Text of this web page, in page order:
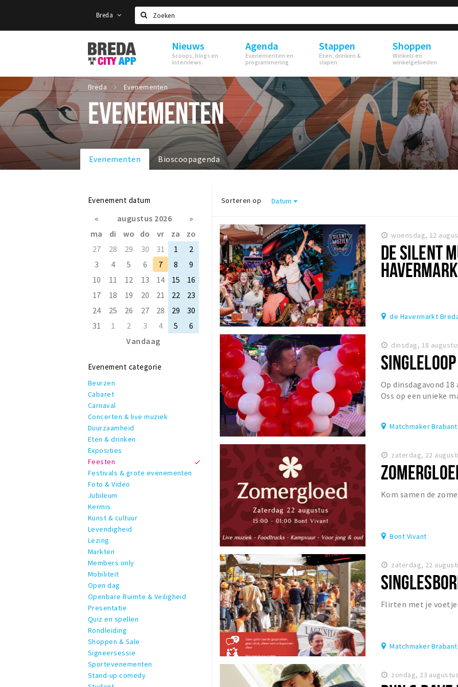
Breda
Zoeken
Stappen
&
Shoppen
Breda
Nieuws
Scoops, blogs en
interviews
Agenda
Evenementen en
programmering
Stappen
Eten, drinken &
slapen
Shoppen
Winkels en
winkelgebieden
Breda Evenementen
EVENEMENTEN
Evenementen Bioscoopagenda
Evenement datum
« augustus 2026
»
ma
di wo do vr za
zo
27
28 29 30 31 1
2
3
4 5 6 7 8
9
10
11 12 13 14 15
16
17
18 19 20 21 22
23
24
25 26 27 28 29
30
31
1 2 3 4 5
6
Vandaag
Evenement categorie
Beurzen
Cabaret
Carnaval
Concerten & live muziek
Duurzaamheid
Eten & drinken
Exposities
Feesten
Festivals & grote evenementen
Foto & Video
Jubileum
Kermis
Kunst & cultuur
Levendigheid
Lezing
Markten
Members only
Mobiliteit
Open dag
Openbare Ruimte & Veiligheid
Presentatie
Quiz en spellen
Rondleiding
Shoppen & Sale
Signeersessie
Sportevenementen
Stand-up comedy
Sorteren op Datum
woensdag, 12
DE SILENT
de Havermarkt
dinsdag, 18
Op dinsdagavond
Oss op een unieke
Matchmaker
zaterdag, 22
Kom samen de
Bont Vivant
zaterdag, 22
Flirten met je
Matchmaker
zondag, 23